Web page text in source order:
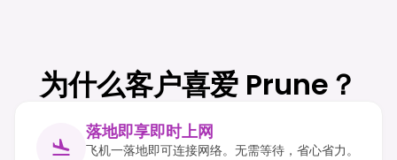
为什么客户喜爱 Prune？
落地即享即时上网
飞机一落地即可连接网络。无需等待，省心省力。